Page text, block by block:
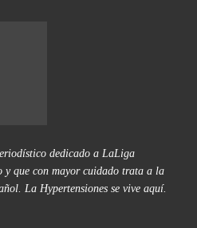
dedicado a LaLiga
y que con mayor cuidado trata a la
La Hypertensiones se vive aquí.